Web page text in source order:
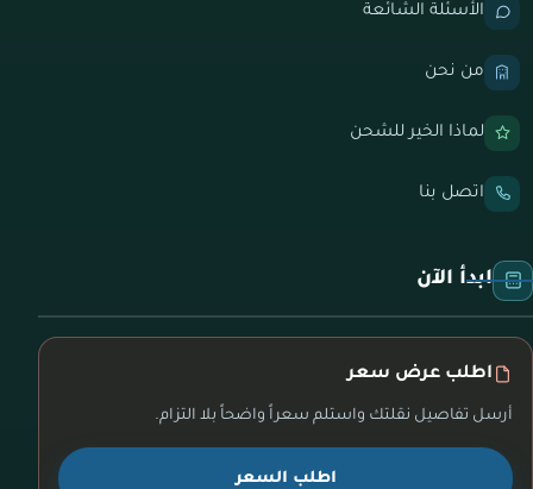
الأسئلة الشائعة
من نحن
لماذا الخير للشحن
اتصل بنا
ابدأ الآن
اطلب عرض سعر
أرسل تفاصيل نقلتك واستلم سعراً واضحاً بلا التزام.
اطلب السعر